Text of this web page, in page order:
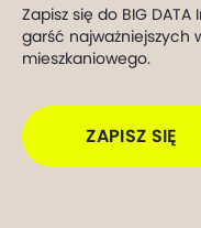
Zapisz się do BIG
garść najważniejszych
mieszkaniowego.
ZAPISZ SIĘ